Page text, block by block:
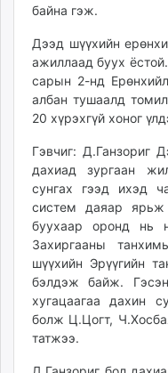
times.mn
mass.mn
unegui.mn
assa.mn
toim.mn
tac.mn
paparazzi.mn
unread.today
байна гэж.
Дээд шүүхийн
ажиллаад буух
сарын 2-нд
албан тушаалд
20 хүрэхгүй хоног
Гэвчиг: Д.Ганзориг
дахиад зургаан
сунгах гээд ихэд
систем даяар ярьж
буухаар оронд нь
Захиргааны
шүүхийн Эрүүгийн
бэлдэж байж.
хугацаагаа дахин
болж Ц.Цогт,
татжээ.